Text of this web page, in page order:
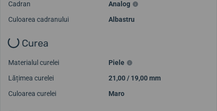
Cadran
Analog
Culoarea cadranului
Albastru
Curea
Materialul curelei
Piele
Lățimea curelei
21,00 / 19,00 mm
Culoarea curelei
Maro